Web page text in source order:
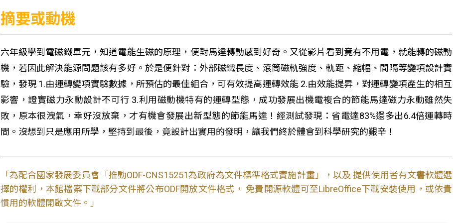
摘要或動機
六年級學到電磁鐵單元，知道電能生磁的原理，便對馬達轉動感到好奇。又從影片看到竟有不用電，就能轉的磁動
機，若因此解決能源問題該有多好。於是便針對：外部磁鐵長度、滾筒磁軌強度、軌距、縮幅、間隔等變項設計實
驗，發現 1.由運轉變項實驗數據，所預估的最佳組合，可有效提高運轉效能 2.由效能提昇，對運轉變項產生的相互
影響，證實磁力永動設計不可行 3.利用磁動機特有的運轉型態，成功發展出機電複合的節能馬達磁力永動雖然失
敗，原本很洩氣，幸好沒放棄，才有機會發展出新型態的節能馬達！經測試發現：省電達83%還多出6.4倍運轉時
間。沒想到只是應用所學，堅持到最後，竟設計出實用的發明，讓我們終於體會到科學研究的艱辛！
「為配合國家發展委員會「推動ODF-CNS15251為政府為文件標準格式實施計畫」，以及 提供使用者有文書軟體選
擇的權利，本館檔案下載部分文件將公布ODF開放文件格式， 免費開源軟體可至LibreOffice下載安裝使用，或依貴
慣用的軟體開啟文件。」